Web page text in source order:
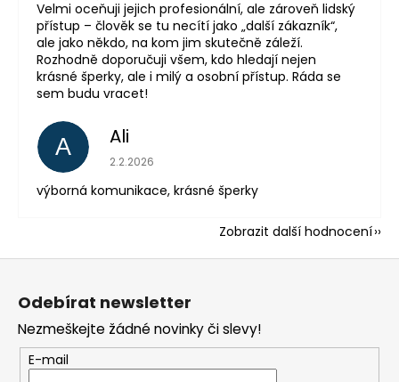
Velmi oceňuji jejich profesionální, ale zároveň lidský
přístup – člověk se tu necítí jako „další zákazník“,
ale jako někdo, na kom jim skutečně záleží.
Rozhodně doporučuji všem, kdo hledají nejen
krásné šperky, ale i milý a osobní přístup. Ráda se
sem budu vracet!
A Ali
Hodnocení obchodu je 5 z 5 hvězdiček.
2.2.2026
výborná komunikace, krásné šperky
Zobrazit další hodnocení
Z
Odebírat newsletter
Nezmeškejte žádné novinky či slevy!
E-mail